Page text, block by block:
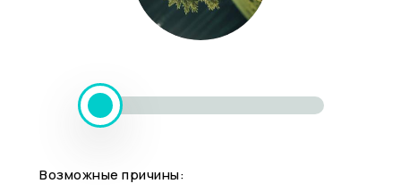
Возможные причины: